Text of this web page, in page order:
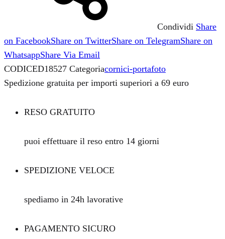
Condividi Share
on FacebookShare on TwitterShare on TelegramShare on
WhatsappShare Via Email
CODICED18527 Categoriacornici-portafoto
Spedizione gratuita per importi superiori a 69 euro
RESO GRATUITO
puoi effettuare il reso entro 14 giorni
SPEDIZIONE VELOCE
spediamo in 24h lavorative
PAGAMENTO SICURO